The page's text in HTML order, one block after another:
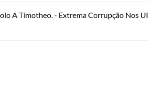
A Timotheo. - Extrema Corrupção Nos